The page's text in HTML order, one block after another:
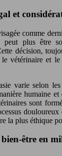
et
comme
peut plus être
décision,
vétérinaire et
varie selon
humaine et
sont
douloureux
la plus éthique
être en